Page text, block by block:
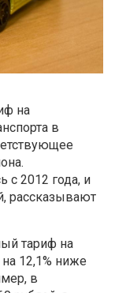
на
в
2012 года, и
рассказывают
тариф на
12,1% ниже
в